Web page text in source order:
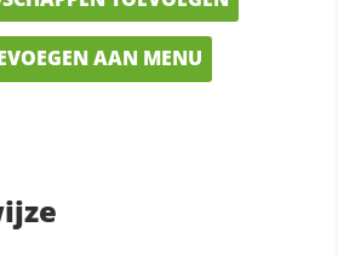
AAN MENU